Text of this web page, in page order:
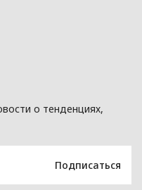
о тенденциях,